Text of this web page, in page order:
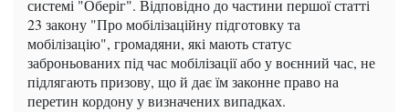
системі "Оберіг". Відповідно до частини першої статті
23 закону "Про мобілізаційну підготовку та
мобілізацію", громадяни, які мають статус
заброньованих під час мобілізації або у воєнний час, не
підлягають призову, що й дає їм законне право на
перетин кордону у визначених випадках.